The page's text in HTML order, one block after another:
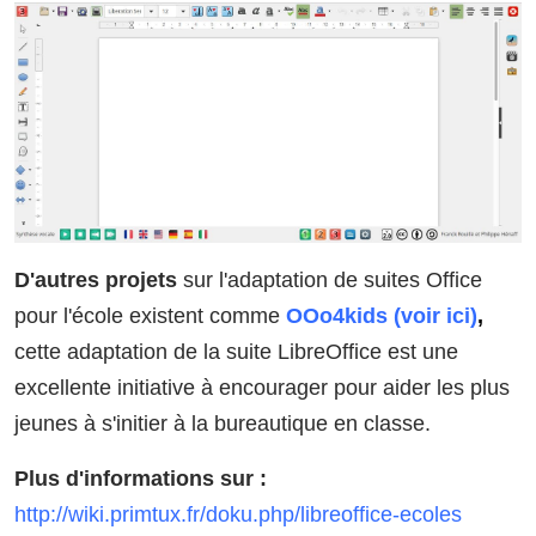
D'autres projets sur l'adaptation de suites Office
pour l'école existent comme OOo4kids (voir ici),
cette adaptation de la suite LibreOffice est une
excellente initiative à encourager pour aider les plus
jeunes à s'initier à la bureautique en classe.
Plus d'informations sur :
http://wiki.primtux.fr/doku.php/libreoffice-ecoles